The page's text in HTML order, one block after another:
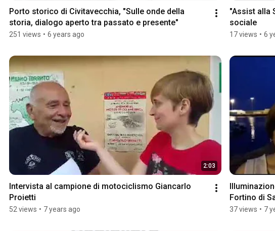
Porto storico di Civitavecchia, "Sulle onde della
storia, dialogo aperto tra passato e presente"
251 views • 6 years ago
"Assist alla
sociale
17 views • 6
2:03
Intervista al campione di motociclismo Giancarlo
Proietti
52 views • 7 years ago
Fortino di
37 views • 7